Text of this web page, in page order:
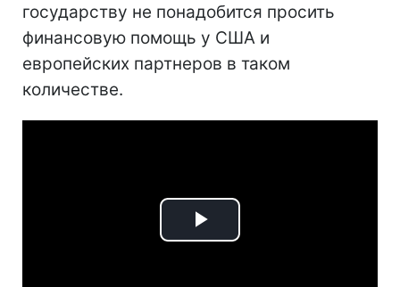
государству не понадобится просить
финансовую помощь у США и
европейских партнеров в таком
количестве.
Play